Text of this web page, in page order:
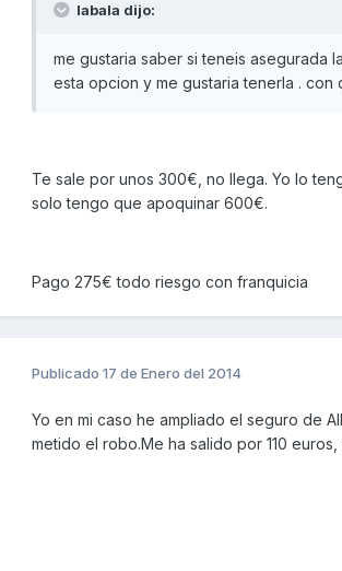
labala dijo:
me gustaria saber si teneis asegurada
esta opcion y me gustaria tenerla .
Te sale por unos 300€, no llega. Yo lo
solo tengo que apoquinar 600€.
Pago 275€ todo riesgo con franquicia
Publicado 17 de Enero del 2014
Yo en mi caso he ampliado el seguro de
metido el robo.Me ha salido por 110